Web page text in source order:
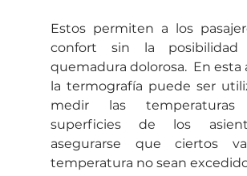
Estos permiten a los
confort sin la
quemadura dolorosa.  En esta
la termografía puede ser
medir las
superficies de los
asegurarse que ciertos
temperatura no sean